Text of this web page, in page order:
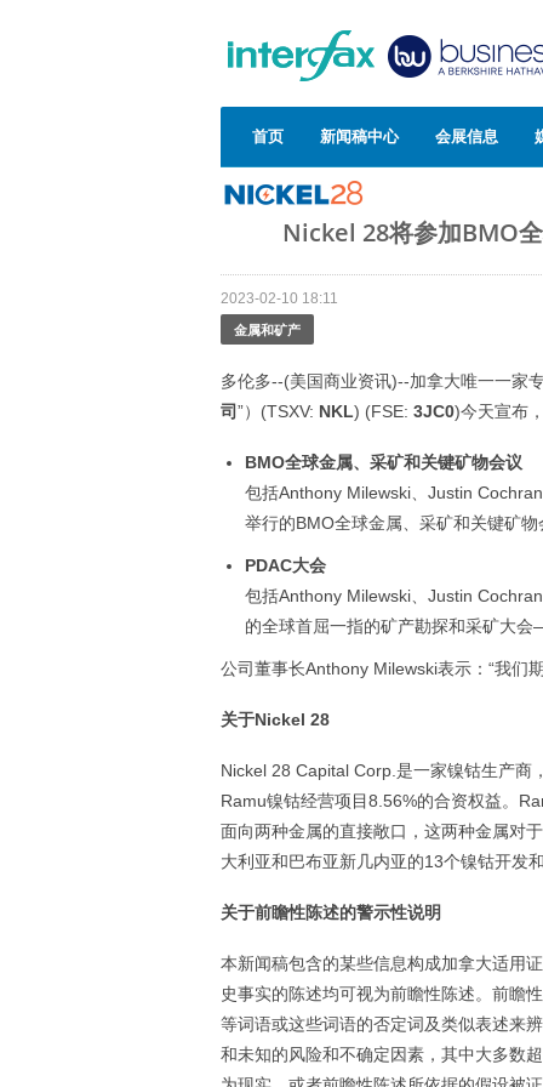
首页 新闻稿中心 会展信息
Nickel 28将参加BMO
2023-02-10 18:11
金属和矿产
多伦多--(美国商业资讯)--加拿大唯一一家
司”）(TSXV: NKL) (FSE: 3JC0)今天宣布
BMO全球金属、采矿和关键矿物会议
包括Anthony Milewski、Justin
举行的BMO全球金属、采矿和关键矿
PDAC大会
包括Anthony Milewski、Justin
的全球首屈一指的矿产勘探和采矿大
公司董事长Anthony Milewski表示：“我们
关于Nickel 28
Nickel 28 Capital Corp.是一家镍钴生产商
Ramu镍钴经营项目8.56%的合资权益。
面向两种金属的直接敞口，这两种金属对
大利亚和巴布亚新几内亚的13个镍钴开发
关于前瞻性陈述的警示性说明
本新闻稿包含的某些信息构成加拿大适用
史事实的陈述均可视为前瞻性陈述。前瞻性
等词语或这些词语的否定词及类似表述来
和未知的风险和不确定因素，其中大多数